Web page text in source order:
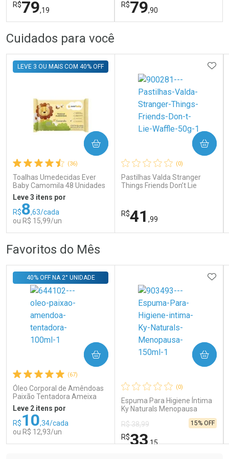
R$79,19
FECHAR
Laboratório
Comprar sem Desconto
Por R$ 79,19/cada
FECHAR
Por Menos
Comprar sem Desconto
Por R$ 79,19/cada
R$79,90
Comprar sem Desconto
Por R$ 79,90/cada
Por Menos
Comprar sem Desconto
Por R$ 79,90/cada
Cuidados para você
(36)
Toalhas Umedecidas Ever
Baby Camomila 48 Unidades
LEVE 3 OU MAIS COM 40% OFF
Leve 3 itens por
R$8,63/cada
ou R$ 15,99/un
COMPRAR
Comprar sem Desconto
Por R$ 15,99/cada
Por Menos
Comprar sem Desconto
Por R$ 15,99/cada
(0)
Pastilhas Valda Stranger
Things Friends Don’t Lie
R$41 ,99
COMPRAR
Ativar Desconto
Comprar sem Desconto
Por R$ 41,99/cada
Por Menos
Comprar sem Desconto
Favoritos do Mês
(67)
Óleo Corporal de Amêndoas
Paixão Tentadora Ameixa
Rubi 100ml
40% OFF NA 2° UNIDADE
Leve 2 itens por
R$10,34/cada
ou R$ 12,93/un
COMPRAR
(0)
Espuma Para Higiene Íntima
Ky Naturals Menopausa
R$ 38,99
R$33,15
15% OFF
COMPRAR